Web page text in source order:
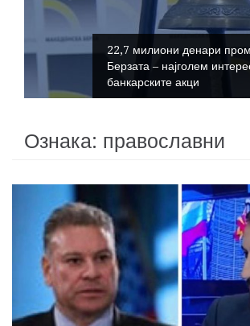
22,7 милиони денари
Берзата – најголем
банкарските акци
Ознака: православни